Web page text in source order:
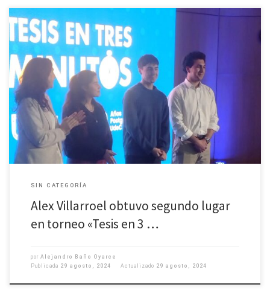
Estudiante del Magíster en Geofísica mantiene la tradición participativa
del posgrado de la UdeC.
SIN CATEGORÍA
Alex Villarroel obtuvo segundo lugar
en torneo «Tesis en 3 …
por Alejandro Baño Oyarce
Publicada 29 agosto, 2024 Actualizado 29 agosto, 2024